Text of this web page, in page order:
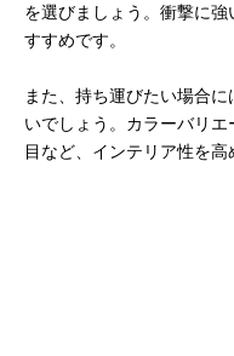
を選びましょう。衝撃に
すすめです。
また、持ち運びたい場合
いでしょう。カラーバリ
目など、インテリア性を高